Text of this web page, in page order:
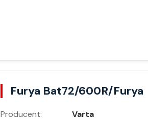
Furya Bat72/600R/Furya
Producent: Varta